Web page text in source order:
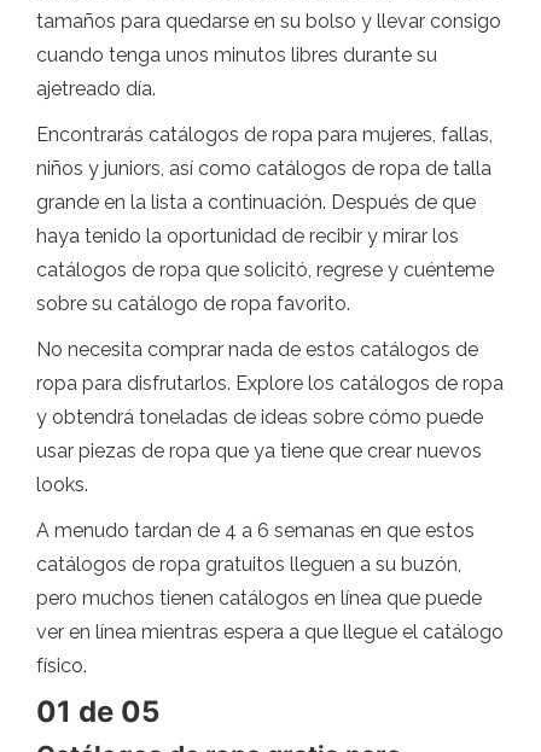
tamaños para quedarse en su bolso y llevar consigo
cuando tenga unos minutos libres durante su
ajetreado día.
Encontrarás catálogos de ropa para mujeres, fallas,
niños y juniors, así como catálogos de ropa de talla
grande en la lista a continuación. Después de que
haya tenido la oportunidad de recibir y mirar los
catálogos de ropa que solicitó, regrese y cuénteme
sobre su catálogo de ropa favorito.
No necesita comprar nada de estos catálogos de
ropa para disfrutarlos. Explore los catálogos de ropa
y obtendrá toneladas de ideas sobre cómo puede
usar piezas de ropa que ya tiene que crear nuevos
looks.
A menudo tardan de 4 a 6 semanas en que estos
catálogos de ropa gratuitos lleguen a su buzón,
pero muchos tienen catálogos en línea que puede
ver en línea mientras espera a que llegue el catálogo
físico.
01 de 05